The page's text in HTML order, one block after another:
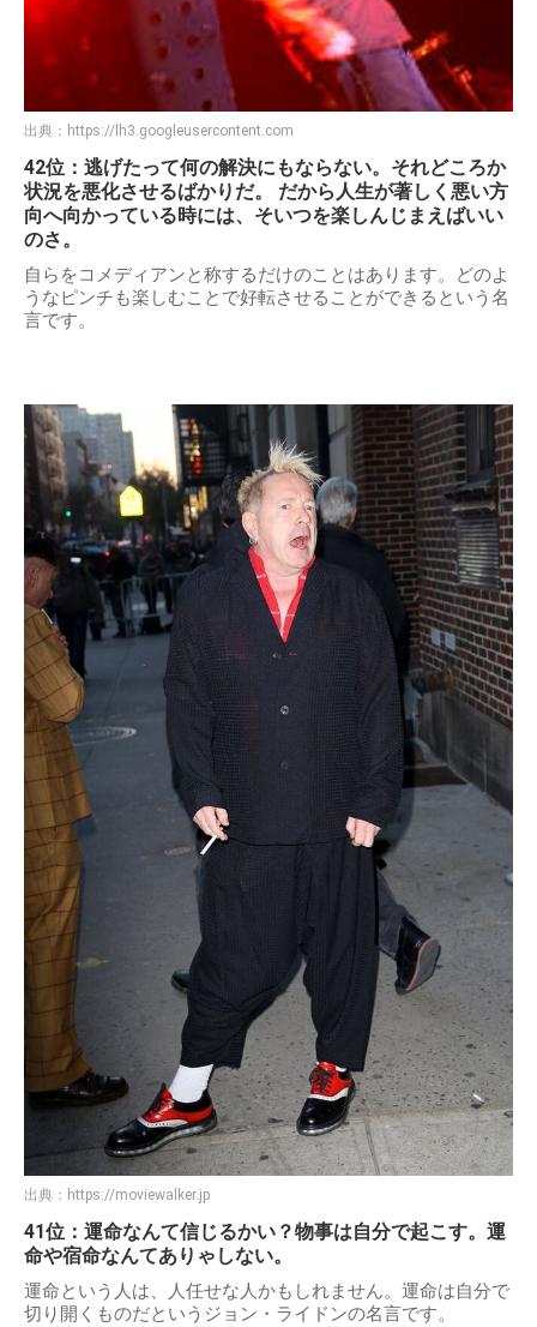
出典： https://lh3.googleusercontent.com
42位：逃げたって何の解決にもならない。それどころか
状況を悪化させるばかりだ。 だから人生が著しく悪い方
向へ向かっている時には、そいつを楽しんじまえばいい
のさ。
自らをコメディアンと称するだけのことはあります。どのよ
うなピンチも楽しむことで好転させることができるという名
言です。
出典： https://moviewalker.jp
41位：運命なんて信じるかい？物事は自分で起こす。運
命や宿命なんてありゃしない。
運命という人は、人任せな人かもしれません。運命は自分で
切り開くものだというジョン・ライドンの名言です。